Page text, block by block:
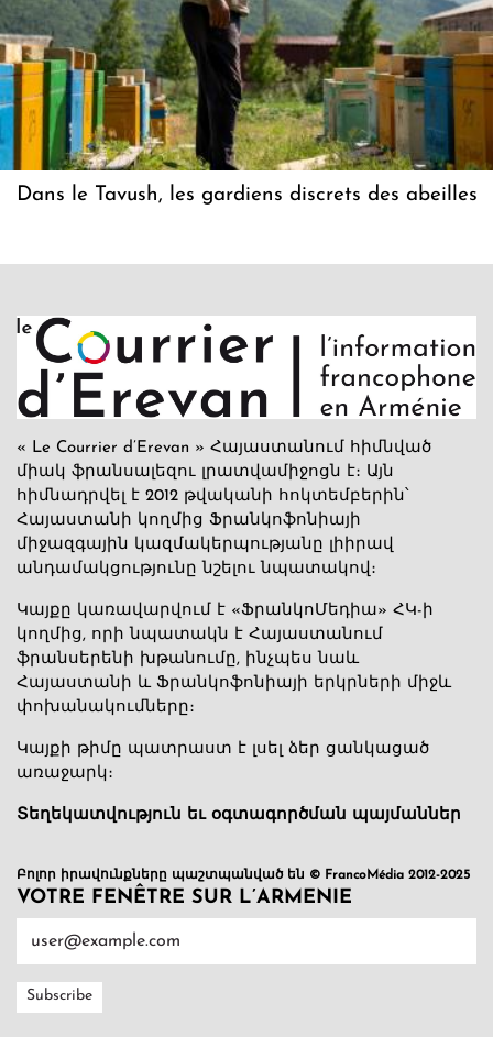
Dans le Tavush, les gardiens discrets des abeilles
« Le Courrier d’Erevan » Հայաստանում հիմնված
միակ ֆրանսալեզու լրատվամիջոցն է։ Այն
հիմնադրվել է 2012 թվականի հոկտեմբերին՝
Հայաստանի կողմից Ֆրանկոֆոնիայի
միջազգային կազմակերպությանը լիիրավ
անդամակցությունը նշելու նպատակով։
Կայքը կառավարվում է «ՖրանկոՄեդիա» ՀԿ-ի
կողմից, որի նպատակն է Հայաստանում
ֆրանսերենի խթանումը, ինչպես նաև
Հայաստանի և Ֆրանկոֆոնիայի երկրների միջև
փոխանակումները։
Կայքի թիմը պատրաստ է լսել ձեր ցանկացած
առաջարկ։
Տեղեկատվություն եւ օգտագործման պայմաններ
Բոլոր իրավունքները պաշտպանված են © FrancoMédia 2012-2025
VOTRE FENÊTRE SUR L’ARMENIE